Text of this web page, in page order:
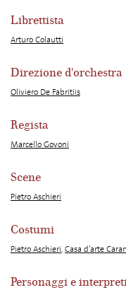
Librettista
Arturo Colautti
Direzione d'orchestra
Oliviero De Fabritiis
Regista
Marcello Govoni
Scene
Pietro Aschieri
Costumi
Pietro Aschieri,Casa d’arte
Personaggi e